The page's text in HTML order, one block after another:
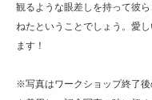
観るような眼差しを持って彼
ねたということでしょう。愛
ます！
※写真はワークショップ終了